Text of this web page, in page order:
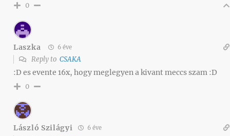
0
Laszka 6 éve
Reply to CSAKA
:D es evente 16x, hogy meglegyen a kivant meccs szam :D
0
László Szilágyi 6 éve